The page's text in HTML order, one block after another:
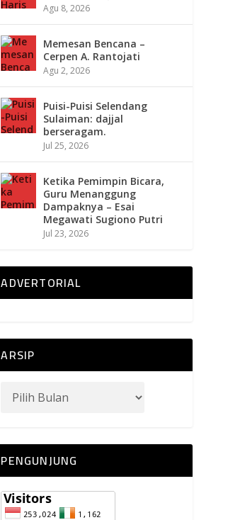
Agu 8, 2026
Memesan Bencana –
Cerpen A. Rantojati
Agu 2, 2026
Puisi-Puisi Selendang
Sulaiman: dajjal
berseragam.
Jul 25, 2026
Ketika Pemimpin Bicara,
Guru Menanggung
Dampaknya – Esai
Megawati Sugiono Putri
Jul 23, 2026
ADVERTORIAL
ARSIP
PENGUNJUNG